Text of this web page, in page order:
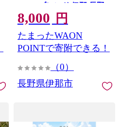
coffee ブレンド 伊那 長野
信州【008-38】
8,000 円
たまったWAON
POINTで寄附できる！
（0）
長野県伊那市